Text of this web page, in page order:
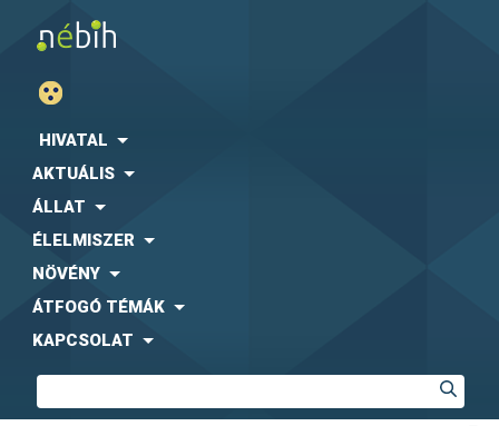
HIVATAL
AKTUÁLIS
ÁLLAT
ÉLELMISZER
NÖVÉNY
ÁTFOGÓ TÉMÁK
KAPCSOLAT